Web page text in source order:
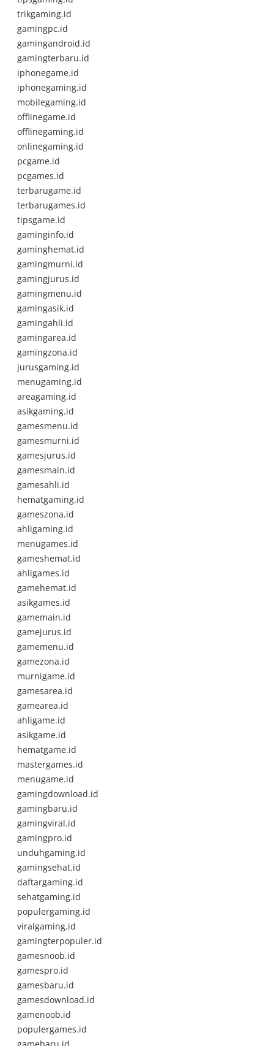
trikgaming.id
gamingpc.id
gamingandroid.id
gamingterbaru.id
iphonegame.id
iphonegaming.id
mobilegaming.id
offlinegame.id
offlinegaming.id
onlinegaming.id
pcgame.id
pcgames.id
terbarugame.id
terbarugames.id
tipsgame.id
gaminginfo.id
gaminghemat.id
gamingmurni.id
gamingjurus.id
gamingmenu.id
gamingasik.id
gamingahli.id
gamingarea.id
gamingzona.id
jurusgaming.id
menugaming.id
areagaming.id
asikgaming.id
gamesmenu.id
gamesmurni.id
gamesjurus.id
gamesmain.id
gamesahli.id
hematgaming.id
gameszona.id
ahligaming.id
menugames.id
gameshemat.id
ahligames.id
gamehemat.id
asikgames.id
gamemain.id
gamejurus.id
gamemenu.id
gamezona.id
murnigame.id
gamesarea.id
gamearea.id
ahligame.id
asikgame.id
hematgame.id
mastergames.id
menugame.id
gamingdownload.id
gamingbaru.id
gamingviral.id
gamingpro.id
unduhgaming.id
gamingsehat.id
daftargaming.id
sehatgaming.id
populergaming.id
viralgaming.id
gamingterpopuler.id
gamesnoob.id
gamespro.id
gamesbaru.id
gamesdownload.id
gamenoob.id
populergames.id